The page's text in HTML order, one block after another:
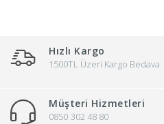
Hızlı Kargo
1500TL Üzeri Kargo Bedava
Müşteri Hizmetleri
0850 302 48 80